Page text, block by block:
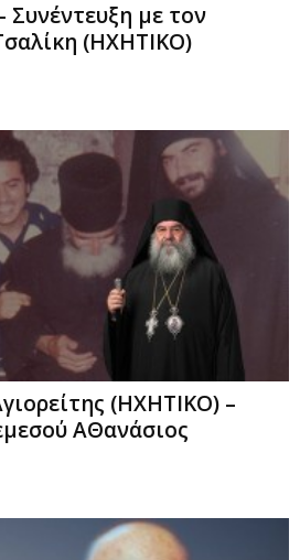
Συνέντευξη με τον
(ΗΧΗΤΙΚΟ)
(ΗΧΗΤΙΚΟ) –
ΑΘανάσιος